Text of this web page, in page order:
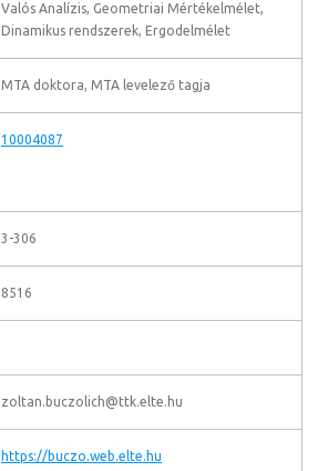
Valós Analízis, Geometriai Mértékelmélet,
Dinamikus rendszerek, Ergodelmélet
MTA doktora, MTA levelező tagja
10004087
3-306
8516
zoltan.buczolich@ttk.elte.hu
https://buczo.web.elte.hu